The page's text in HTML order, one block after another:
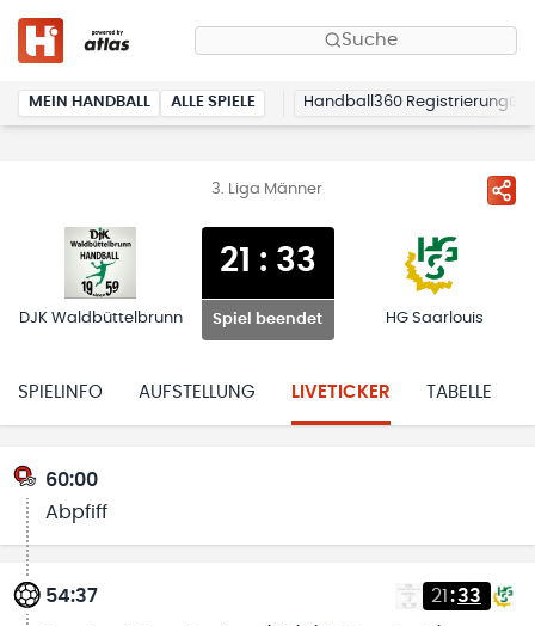
Suche
MEIN HANDBALL ALLE SPIELE Handball360 Registrierung
3. Liga Männer
DJK Waldbüttelbrunn
21 : 33
Spiel beendet HG Saarlouis
SPIELINFO AUFSTELLUNG LIVETICKER TABELLE
60:00
Abpfiff
54:37 21 :33